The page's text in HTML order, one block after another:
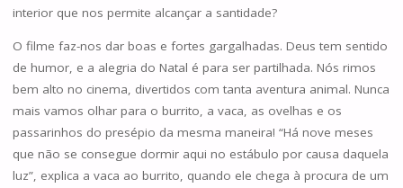
interior que nos permite alcançar a santidade?
O filme faz-nos dar boas e fortes gargalhadas. Deus tem sentido
de humor, e a alegria do Natal é para ser partilhada. Nós rimos
bem alto no cinema, divertidos com tanta aventura animal. Nunca
mais vamos olhar para o burrito, a vaca, as ovelhas e os
passarinhos do presépio da mesma maneira! “Há nove meses
que não se consegue dormir aqui no estábulo por causa daquela
luz”, explica a vaca ao burrito, quando ele chega à procura de um